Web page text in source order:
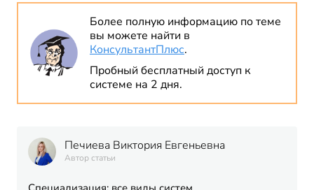
Более полную информацию по теме
вы можете найти в
КонсультантПлюс.
Пробный бесплатный доступ к
системе на 2 дня.
Печиева Виктория Евгеньевна
Автор статьи